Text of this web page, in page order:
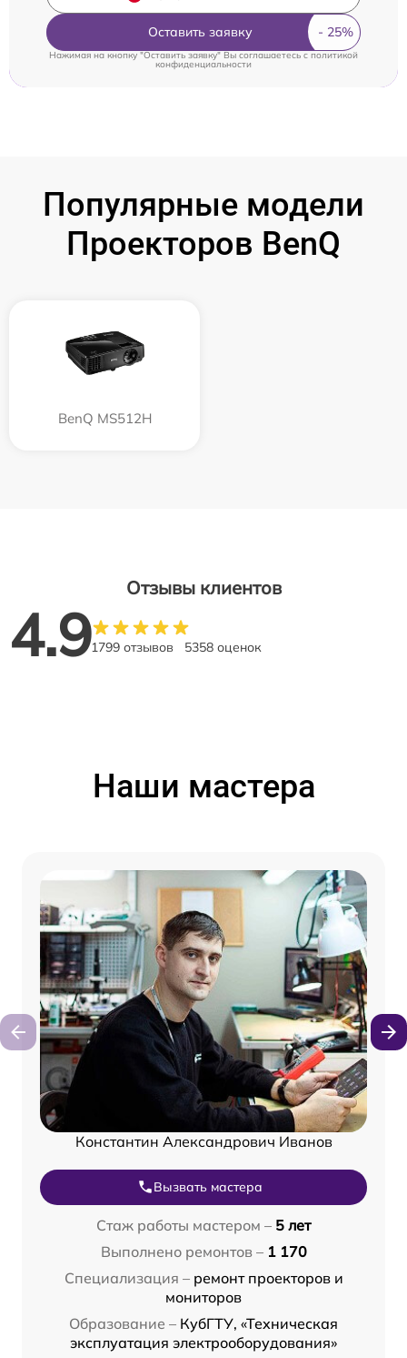
Оставить заявку
Нажимая на кнопку "Оставить заявку" Вы соглашаетесь cполитикой
конфиденциальности
Популярные модели
Проекторов BenQ
BenQ MS512H
Отзывы клиентов
4.91799 отзывов 5358 оценок
Наши мастера
Константин Александрович Иванов
Вызвать мастера
Стаж работы мастером – 5 лет
Выполнено ремонтов – 1 170
Специализация – ремонт проекторов и
мониторов
Образование – КубГТУ, «Техническая
эксплуатация электрооборудования»